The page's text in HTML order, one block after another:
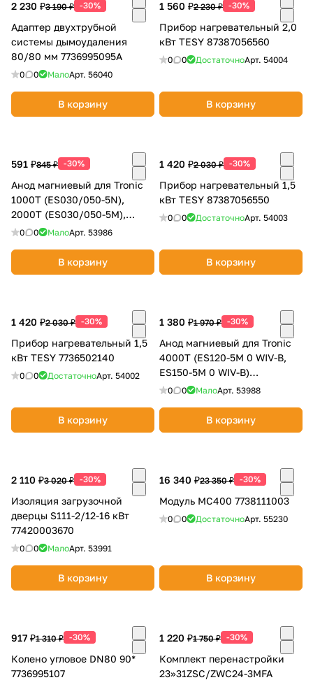
2 230 ₽3 190 ₽ -30%
Адаптер двухтрубной
системы дымоудаления
80/80 мм 7736995095A
0 0 МалоАрт. 56040
В корзину
1 560 ₽2 230 ₽ -30%
Прибор нагревательный 2,0
кВт TESY 87387056560
0 0 ДостаточноАрт. 54004
В корзину
591 ₽845 ₽ -30%
Анод магниевый для Tronic
1000T (ES030/050-5N),
2000T (ES030/050-5M),
4000T (ES060-5M)
0 0 МалоАрт. 53986
В корзину
1 420 ₽2 030 ₽ -30%
Прибор нагревательный 1,5
кВт TESY 87387056550
0 0 ДостаточноАрт. 54003
В корзину
1 420 ₽2 030 ₽ -30%
Прибор нагревательный 1,5
кВт TESY 7736502140
0 0 ДостаточноАрт. 54002
В корзину
1 380 ₽1 970 ₽ -30%
Анод магниевый для Tronic
4000T (ES120-5M 0 WIV-B,
ES150-5M 0 WIV-B)
87387056720
0 0 МалоАрт. 53988
В корзину
2 110 ₽3 020 ₽ -30%
Изоляция загрузочной
дверцы S111-2/12-16 кВт
77420003670
0 0 МалоАрт. 53991
В корзину
16 340 ₽23 350 ₽ -30%
Модуль MC400 7738111003
0 0 ДостаточноАрт. 55230
В корзину
917 ₽1 310 ₽ -30%
Колено угловое DN80 90*
7736995107
1 220 ₽1 750 ₽ -30%
Комплект перенастройки
23>>31ZSC/ZWC24-3MFA
об оплате Плайтом
25
раз в 2 недели